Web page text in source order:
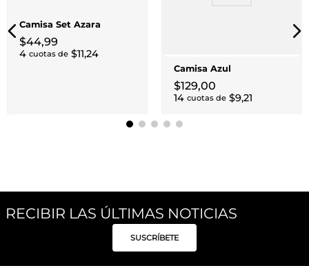
Camisa Set Azara
$44,99
4 cuotas de $11,24
Camisa Azul
$129,00
14 cuotas de $9,21
RECIBIR LAS ÚLTIMAS NOTICIAS
SUSCRÍBETE